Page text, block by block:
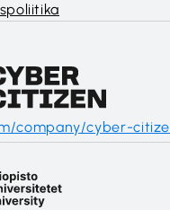
company/cyber-